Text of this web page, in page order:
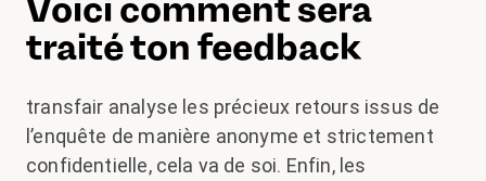
traité ton feedback
transfair analyse les précieux retours issus de
l’enquête de manière anonyme et strictement
confidentielle, cela va de soi. Enfin, les